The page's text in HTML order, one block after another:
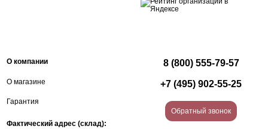
О компании
О магазине
Гарантия
Фактический адрес (склад):
8 (800) 555-79-57
+7 (495) 902-55-25
Обратный звонок